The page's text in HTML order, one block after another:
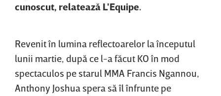
cunoscut, relatează L'Equipe.
Revenit în lumina reflectoarelor la începutul
lunii martie, după ce l-a făcut KO în mod
spectaculos pe starul MMA Francis Ngannou,
Anthony Joshua spera să îl înfrunte pe